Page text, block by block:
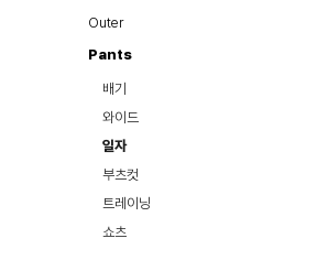
Outer
Pants
배기
와이드
일자
부츠컷
트레이닝
쇼츠